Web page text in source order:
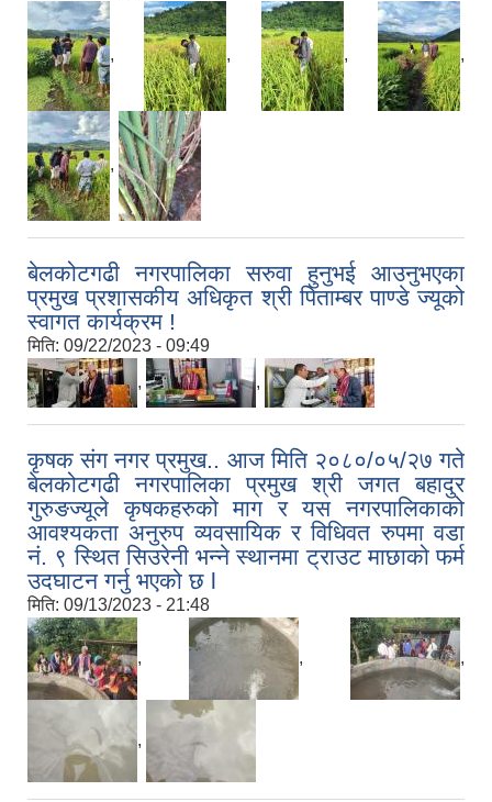
, , , ,
,
बेलकोटगढी नगरपालिका सरुवा हुनुभई आउनुभएका
प्रमुख प्रशासकीय अधिकृत श्री पिताम्बर पाण्डे ज्यूको
स्वागत कार्यक्रम !
मिति: 09/22/2023 - 09:49
,
,
कृषक संग नगर प्रमुख.. आज मिति २०८०/०५/२७ गते
बेलकोटगढी नगरपालिका प्रमुख श्री जगत बहादुर
गुरुङज्यूले कृषकहरुको माग र यस नगरपालिकाको
आवश्यकता अनुरुप व्यवसायिक र विधिवत रुपमा वडा
नं. ९ स्थित सिउरेनी भन्ने स्थानमा ट्राउट माछाको फर्म
उदघाटन गर्नु भएको छ l
मिति: 09/13/2023 - 21:48
, , ,
,